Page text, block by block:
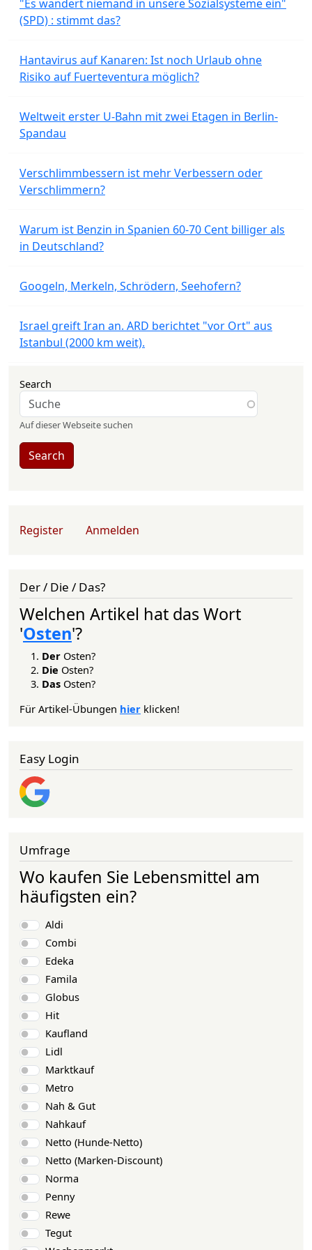
"Es wandert niemand in unsere Sozialsysteme ein"
(SPD) : stimmt das?
Hantavirus auf Kanaren: Ist noch Urlaub ohne
Risiko auf Fuerteventura möglich?
Weltweit erster U-Bahn mit zwei Etagen in Berlin-
Spandau
Verschlimmbessern ist mehr Verbessern oder
Verschlimmern?
Warum ist Benzin in Spanien 60-70 Cent billiger als
in Deutschland?
Googeln, Merkeln, Schrödern, Seehofern?
Israel greift Iran an. ARD berichtet "vor Ort" aus
Istanbul (2000 km weit).
Search
Auf dieser Webseite suchen
Search
User account menu
Register Anmelden
Der / Die / Das?
Welchen Artikel hat das Wort
'Osten'?
Der Osten?
Die Osten?
Das Osten?
Für Artikel-Übungen hier klicken!
Easy Login
Umfrage
Wo kaufen Sie Lebensmittel am
häufigsten ein?
Auswahlmöglichkeiten
Aldi
Combi
Edeka
Famila
Globus
Hit
Kaufland
Lidl
Marktkauf
Metro
Nah & Gut
Nahkauf
Netto (Hunde-Netto)
Netto (Marken-Discount)
Norma
Penny
Rewe
Tegut